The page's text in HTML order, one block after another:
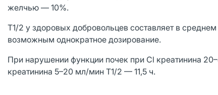
желчью — 10%.
T1/2 у здоровых добровольцев составляет в
возможным однократное дозирование.
При нарушении функции почек при Cl креатинина
креатинина 5–20 мл/мин T1/2 — 11,5 ч.